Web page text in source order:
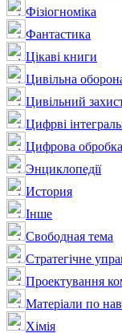
Фізіогноміка
Фантастика
Цікаві книги
Цивільна
Цивільний
Цифрві
Цифрова обробка
Энциклопедії
История
Інше
Свободная тема
Стратегічне
Проектування
Матеріали по
Хімія